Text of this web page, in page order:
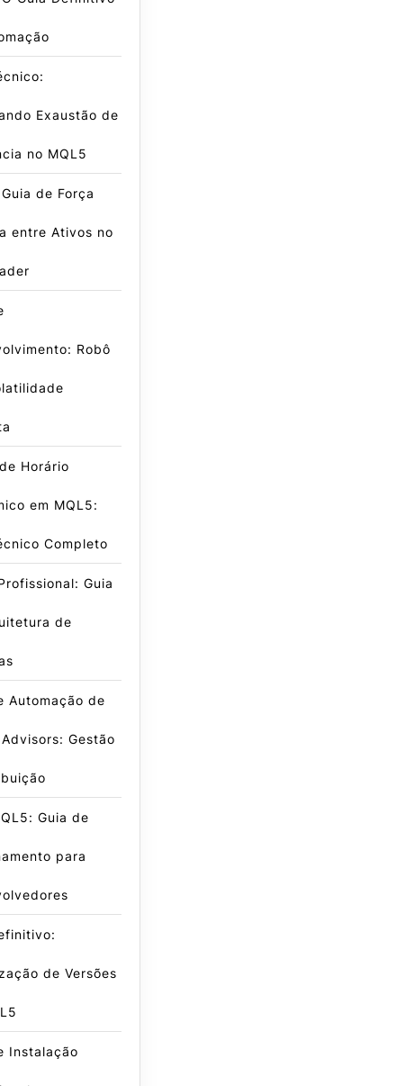
Exaustão de
no MQL5
de Força
entre Ativos no
Robô
Horário
em MQL5:
Completo
Guia
de
Automação de
Gestão
Guia de
para
de Versões
Instalação